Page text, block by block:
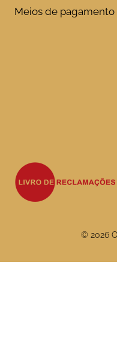
Meios de pagamento
© 2026